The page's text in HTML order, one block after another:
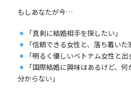
もしあなたが今…
「真剣に結婚相手を探したい」
「信頼できる女性と、落ち着いた
「明るく優しいベトナム女性と出
「国際結婚に興味はあるけど、
分からない」